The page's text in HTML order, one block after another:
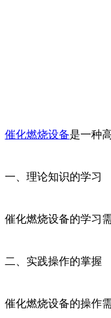
催化燃烧设备是一种
一、理论知识的学习
催化燃烧设备的学习
二、实践操作的掌握
催化燃烧设备的操作